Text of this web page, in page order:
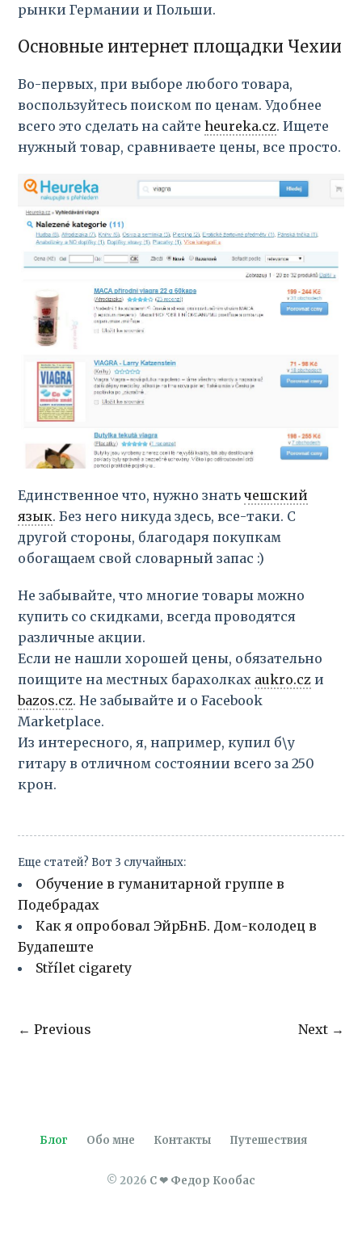
рынки Германии и Польши.
Основные интернет площадки Чехии
Во-первых, при выборе любого товара,
воспользуйтесь поиском по ценам. Удобнее
всего это сделать на сайтеheureka.cz. Ищете
нужный товар, сравниваете цены, все просто.
Единственное что, нужно знатьчешский
язык. Без него никуда здесь, все-таки. С
другой стороны, благодаря покупкам
обогащаем свой словарный запас :)
Не забывайте, что многие товары можно
купить со скидками, всегда проводятся
различные акции.
Если не нашли хорошей цены, обязательно
поищите на местных барахолках aukro.cz и
bazos.cz. Не забывайте и о Facebook
Marketplace.
Из интересного, я, например, купил б\у
гитару в отличном состоянии всего за 250
крон.
Еще статей? Вот 3 случайных:
Обучение в гуманитарной группе в
Подебрадах
Как я опробовал ЭйрБнБ. Дом-колодец в
Будапеште
Střílet cigarety
← Previous Next →
Блог Обо мне Контакты Путешествия
© 2026 С ❤ Федор Кообас